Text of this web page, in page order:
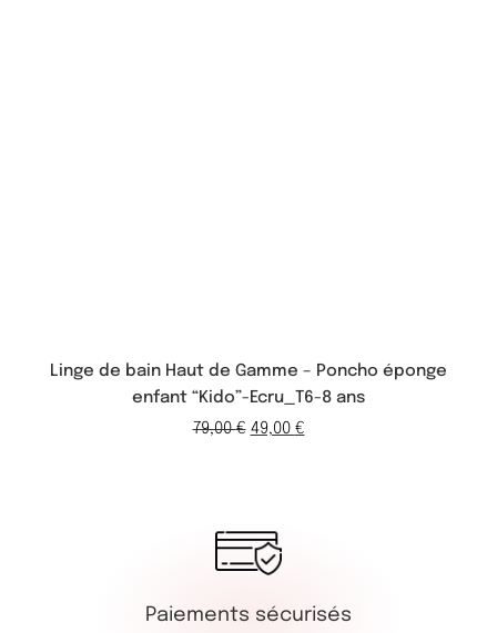
Linge de bain Haut de Gamme – Poncho éponge
enfant “Kido”-Ecru_T6-8 ans
79,00€ 49,00 €
Paiements sécurisés